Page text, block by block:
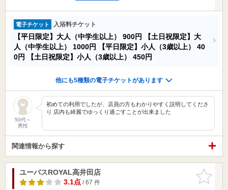
電子チケット 入浴料チケット
【平日限定】大人（中学生以上） 900円
【土日祝限定】大
人（中学生以上） 1000円 【平日限定】小人（3歳以上） 40
0円
【土日祝限定】小人（3歳以上） 450円
他にも5種類の電子チケットがあります
50代～
男性
初めての利用でしたが、店員の方もわかりやすく説明してくださ
り 店内も綺麗でゆっくり過ごすことが出来ました
関連情報から探す
お気に入
りに追加
ユーバスROYAL高井田店
3.1点/ 67 件